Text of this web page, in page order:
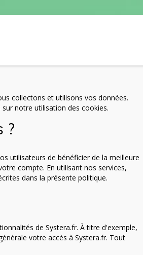
collectons et utilisons vos données.
notre utilisation des cookies.
?
utilisateurs de bénéficier de la meilleure
compte. En utilisant nos services,
dans la présente politique.
de Systera.fr. À titre d'exemple,
votre accès à Systera.fr. Tout